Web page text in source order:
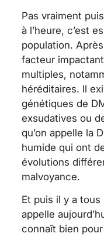
Pas vraiment
à l’heure, c’est
population.
facteur
multiples,
héréditaires. Il
génétiques de
exsudatives ou
qu’on appelle la
humide qui ont
évolutions
malvoyance.
Et puis il y a tous
appelle
connaît bien